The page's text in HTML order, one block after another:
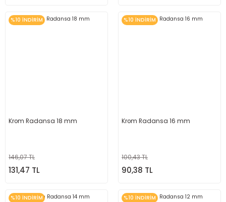
%10 İNDİRİM
Krom Radansa 18 mm
146,07 TL
131,47 TL
%10 İNDİRİM
Krom Radansa 16 mm
100,43 TL
90,38 TL
%10 İNDİRİM %10 İNDİRİM